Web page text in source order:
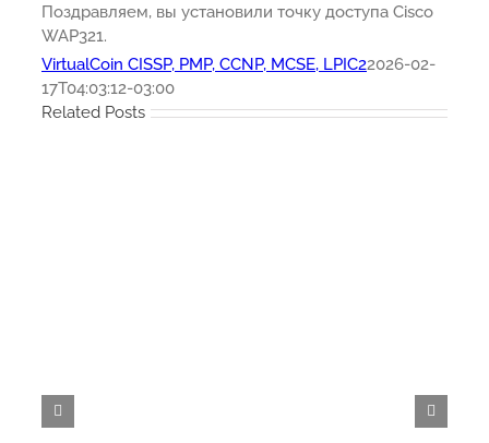
Поздравляем, вы установили точку доступа Cisco
WAP321.
VirtualCoin CISSP, PMP, CCNP, MCSE, LPIC22026-02-
17T04:03:12-03:00
Related Posts